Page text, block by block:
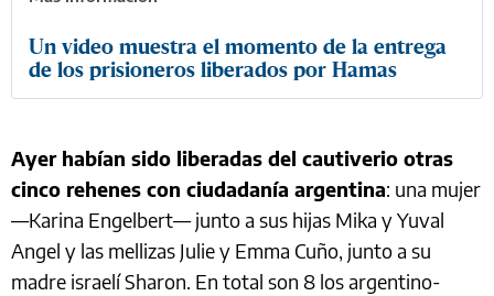
Un video muestra el momento de la entrega
de los prisioneros liberados por Hamas
Ayer habían sido liberadas del cautiverio otras
cinco rehenes con ciudadanía argentina: una mujer
—Karina Engelbert— junto a sus hijas Mika y Yuval
Angel y las mellizas Julie y Emma Cuño, junto a su
madre israelí Sharon. En total son 8 los argentino-